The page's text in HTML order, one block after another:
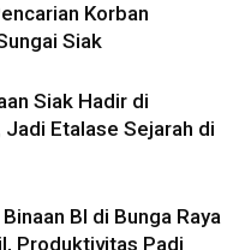
Korban
Siak
Siak Hadir di
Jadi Etalase Sejarah di
BI di Bunga Raya
Produktivitas Padi